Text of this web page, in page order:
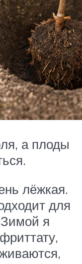
а плоды
лёжкая.
для
я